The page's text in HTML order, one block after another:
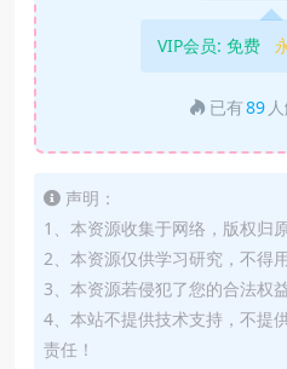
VIP会员: 免费
已有89
声明：
1、本资源收集于网络，版权归
2、本资源仅供学习研究，不得
3、本资源若侵犯了您的合法权
4、本站不提供技术支持，不提
责任！